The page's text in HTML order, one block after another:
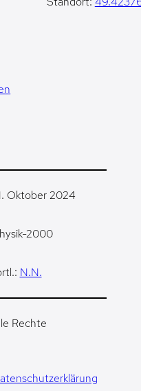
Oktober 2024
2000
N.N.
Rechte